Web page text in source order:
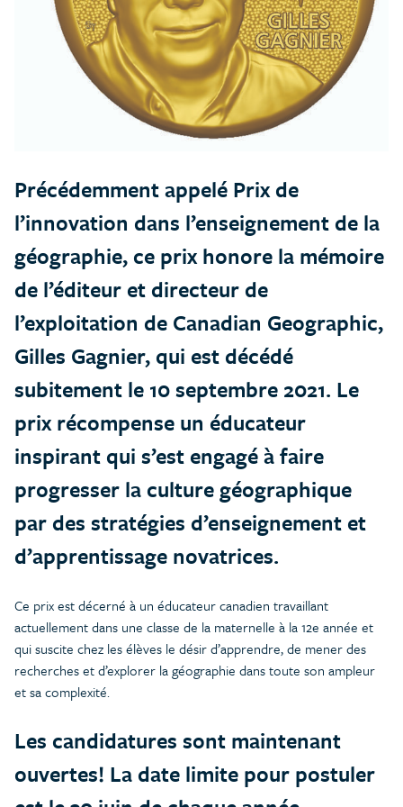
Précédemment appelé Prix de
l’innovation dans l’enseignement de la
géographie, ce prix honore la mémoire
de l’éditeur et directeur de
l’exploitation de Canadian Geographic,
Gilles Gagnier, qui est décédé
subitement le 10 septembre 2021. Le
prix récompense un éducateur
inspirant qui s’est engagé à faire
progresser la culture géographique
par des stratégies d’enseignement et
d’apprentissage novatrices.
Ce prix est décerné à un éducateur canadien travaillant
actuellement dans une classe de la maternelle à la 12e année et
qui suscite chez les élèves le désir d’apprendre, de mener des
recherches et d’explorer la géographie dans toute son ampleur
et sa complexité.
Les candidatures sont maintenant
ouvertes! La date limite pour postuler